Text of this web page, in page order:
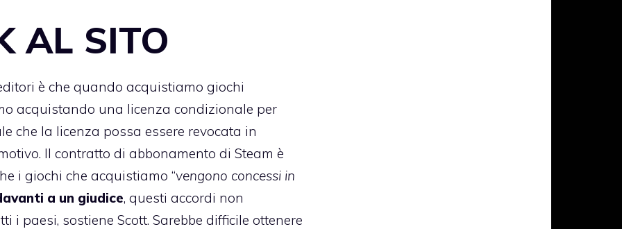
AL SITO
è che quando acquistiamo giochi
acquistando una licenza condizionale per
che la licenza possa essere revocata in
Il contratto di abbonamento di Steam è
i giochi che acquistiamo “vengono concessi in
a un giudice, questi accordi non
i paesi, sostiene Scott. Sarebbe difficile ottenere